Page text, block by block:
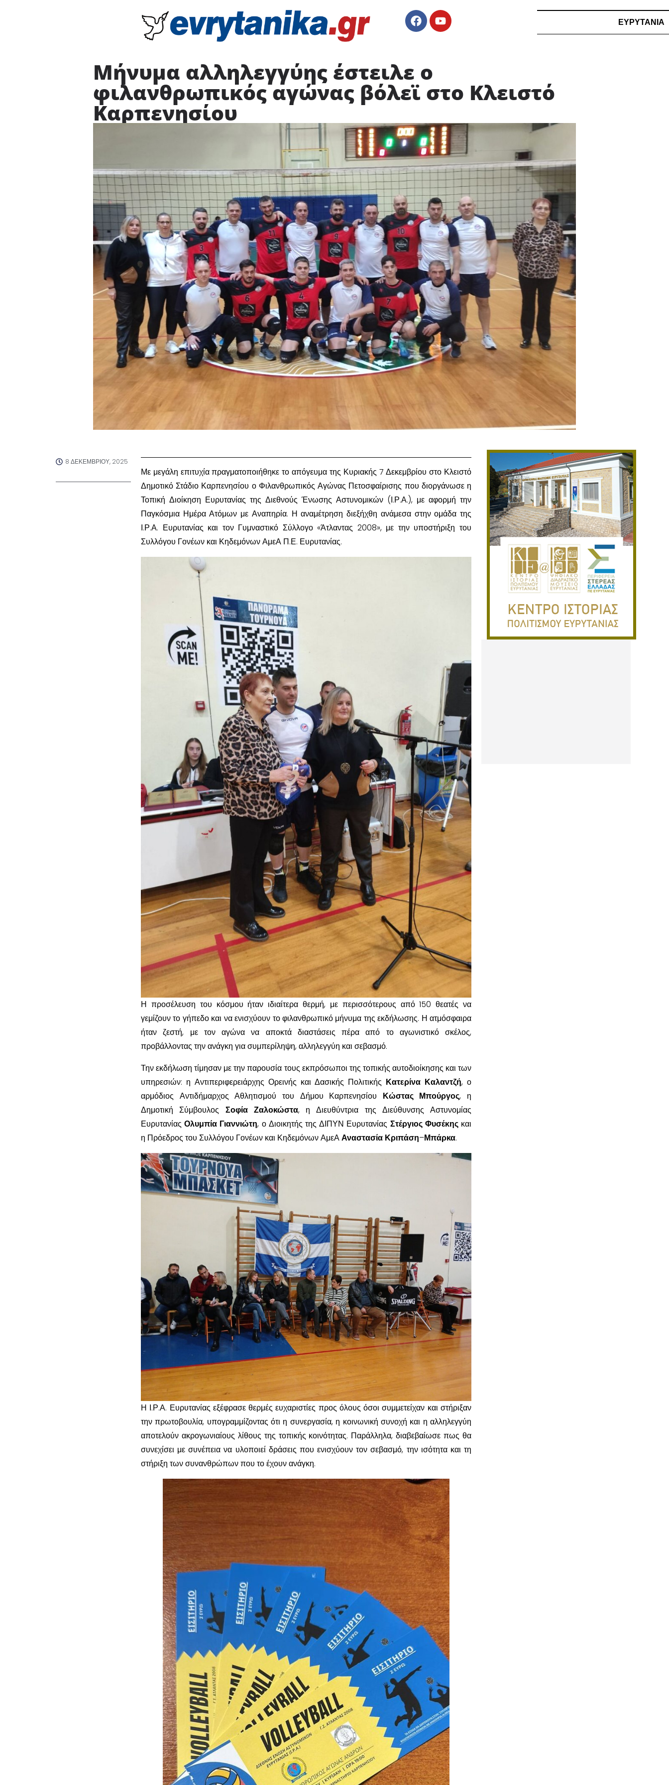
ΕΥΡΥΤΑΝΙΑ
Μήνυμα αλληλεγγύης έστειλε ο
φιλανθρωπικός αγώνας βόλεϊ στο Κλειστό
Καρπενησίου
8 ΔΕΚΕΜΒΡΊΟΥ, 2025
Με μεγάλη επιτυχία πραγματοποιήθηκε το απόγευμα της Κυριακής 7 Δεκεμβρίου στο Κλειστό
Δημοτικό Στάδιο Καρπενησίου ο Φιλανθρωπικός Αγώνας Πετοσφαίρισης που διοργάνωσε η
Τοπική Διοίκηση Ευρυτανίας της Διεθνούς Ένωσης Αστυνομικών (Ι.Ρ.Α.), με αφορμή την
Παγκόσμια Ημέρα Ατόμων με Αναπηρία. Η αναμέτρηση διεξήχθη ανάμεσα στην ομάδα της
Ι.Ρ.Α. Ευρυτανίας και τον Γυμναστικό Σύλλογο «Άτλαντας 2008», με την υποστήριξη του
Συλλόγου Γονέων και Κηδεμόνων ΑμεΑ Π.Ε. Ευρυτανίας.
Η προσέλευση του κόσμου ήταν ιδιαίτερα θερμή, με περισσότερους από 150 θεατές να
γεμίζουν το γήπεδο και να ενισχύουν το φιλανθρωπικό μήνυμα της εκδήλωσης. Η ατμόσφαιρα
ήταν ζεστή, με τον αγώνα να αποκτά διαστάσεις πέρα από το αγωνιστικό σκέλος,
προβάλλοντας την ανάγκη για συμπερίληψη, αλληλεγγύη και σεβασμό.
Την εκδήλωση τίμησαν με την παρουσία τους εκπρόσωποι της τοπικής αυτοδιοίκησης και των
υπηρεσιών: η Αντιπεριφερειάρχης Ορεινής και Δασικής Πολιτικής Κατερίνα Καλαντζή, ο
αρμόδιος Αντιδήμαρχος Αθλητισμού του Δήμου Καρπενησίου Κώστας Μπούργος, η
Δημοτική Σύμβουλος Σοφία Ζαλοκώστα, η Διευθύντρια της Διεύθυνσης Αστυνομίας
ΕυρυτανίαςΟλυμπία Γιαννιώτη, ο Διοικητής της ΔΙΠΥΝ Ευρυτανίας Στέργιος Φυσέκηςκαι
η Πρόεδρος του Συλλόγου Γονέων και Κηδεμόνων ΑμεΑΑναστασία Κριπάση–Μπάρκα.
Η Ι.Ρ.Α. Ευρυτανίας εξέφρασε θερμές ευχαριστίες προς όλους όσοι συμμετείχαν και στήριξαν
την πρωτοβουλία, υπογραμμίζοντας ότι η συνεργασία, η κοινωνική συνοχή και η αλληλεγγύη
αποτελούν ακρογωνιαίους λίθους της τοπικής κοινότητας. Παράλληλα, διαβεβαίωσε πως θα
συνεχίσει με συνέπεια να υλοποιεί δράσεις που ενισχύουν τον σεβασμό, την ισότητα και τη
στήριξη των συνανθρώπων που το έχουν ανάγκη.